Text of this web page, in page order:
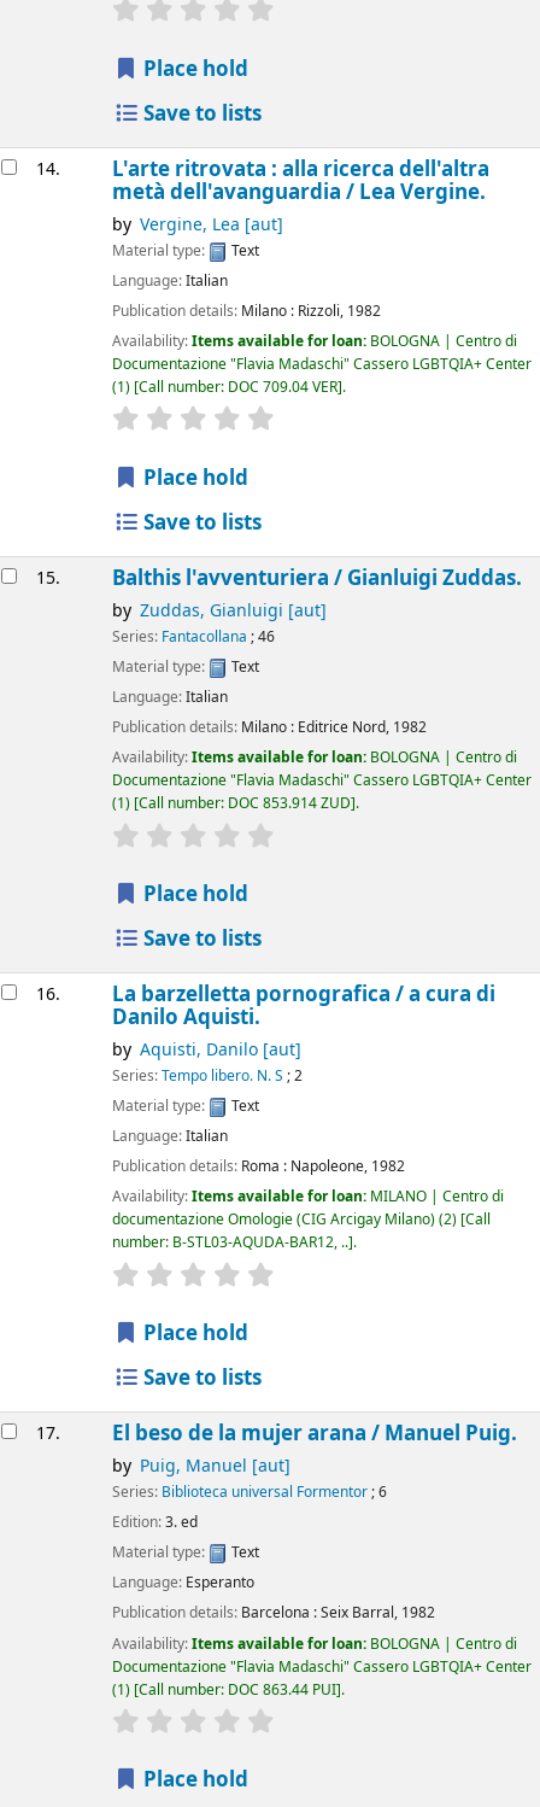
star rating
Place hold
Save to lists
14. L'arte ritrovata : alla ricerca dell'altra
metà dell'avanguardia / Lea Vergine.
by Vergine, Lea [aut]
Material type:
Text
Language:Italian
Publication details: Milano : Rizzoli, 1982
Availability:Items available for loan: BOLOGNA | Centro di
Documentazione "Flavia Madaschi" Cassero LGBTQIA+ Center
(1) Call number: DOC 709.04 VER .
star rating
Place hold
Save to lists
15. Balthis l'avventuriera / Gianluigi Zuddas.
by Zuddas, Gianluigi [aut]
Series: Fantacollana ; 46
Material type:
Text
Language:Italian
Publication details: Milano : Editrice Nord, 1982
Availability:Items available for loan: BOLOGNA | Centro di
Documentazione "Flavia Madaschi" Cassero LGBTQIA+ Center
(1) Call number: DOC 853.914 ZUD .
star rating
Place hold
Save to lists
16. La barzelletta pornografica /a cura di
Danilo Aquisti.
by Aquisti, Danilo[aut]
Series:Tempo libero. N. S ; 2
Material type:
Text
Language:Italian
Publication details: Roma : Napoleone, 1982
Availability:Items available for loan: MILANO | Centro di
documentazione Omologie (CIG Arcigay Milano)(2) Call
number: B-STL03-AQUDA-BAR12, .. .
star rating
Place hold
Save to lists
17. El beso de la mujer arana / Manuel Puig.
by Puig, Manuel [aut]
Series: Biblioteca universal Formentor; 6
Edition:3. ed
Material type:
Text
Language: Esperanto
Publication details: Barcelona :Seix Barral, 1982
Availability:Items available for loan: BOLOGNA | Centro di
Documentazione "Flavia Madaschi" Cassero LGBTQIA+ Center
(1) Call number: DOC 863.44 PUI .
star rating
Place hold